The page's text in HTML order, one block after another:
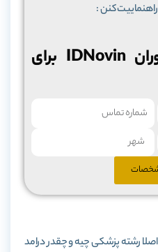
فرم ارتباط با مشاوران IDNovin برای
رشته پزشکی چیه و چقدر درامد